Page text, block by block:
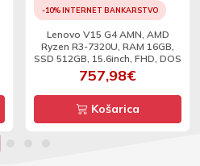
-10% INTERNET BANKARSTVO
Lenovo V15 G4 AMN, AMD
Ryzen R3-7320U, RAM 16GB,
SSD 512GB, 15.6inch, FHD, DOS
757,98€
Košarica